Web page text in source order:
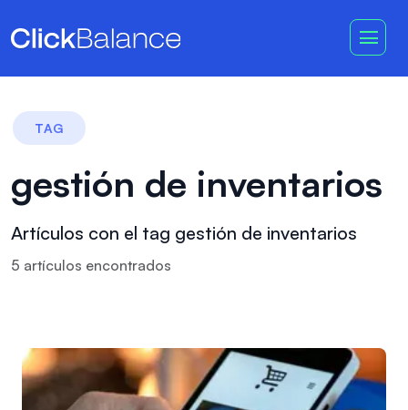
TAG
gestión de inventarios
Artículos con el tag gestión de inventarios
5 artículos encontrados